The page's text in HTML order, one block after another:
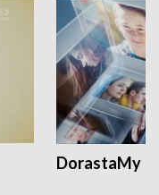
DorastaMy